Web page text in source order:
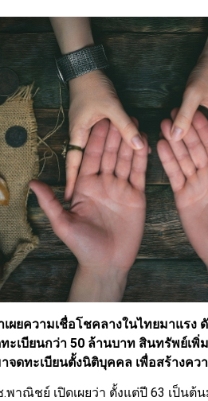
ผยความเชื่อโชคลางในไทยมาแรง
ะเบียนกว่า 50 ล้านบาท สินทรัพย์เพิ่
ดทะเบียนตั้งนิติบุคคล เพื่อสร้างคว
พาณิชย์ เปิดเผยว่า ตั้งแต่ปี 63 เป็นต้